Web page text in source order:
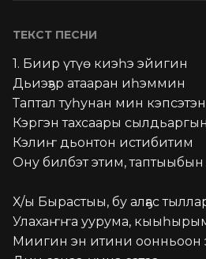
ТЕКСТ ПЕСНИ
1. Биир үтүө киэһэ эйигин
Дьиэҕэр атааран иһэммин
Таптал туһунан мин
Кэргэн тахсаары сылдьаргын
Кэлиҥ дьонтон истибитим
Ону билбэт этим,
Х/ы Бырастыы, бу алҕас
Улахаҥҥа уурума,
Миигин эн итини оонньоон